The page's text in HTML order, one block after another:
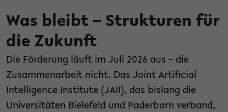
Was bleibt – Strukturen für
die Zukunft
Die Förderung läuft im Juli 2026 aus – die
Zusammenarbeit nicht. Das Joint Artificial
Intelligence Institute (JAII), das bislang die
Universitäten Bielefeld und Paderborn verband,